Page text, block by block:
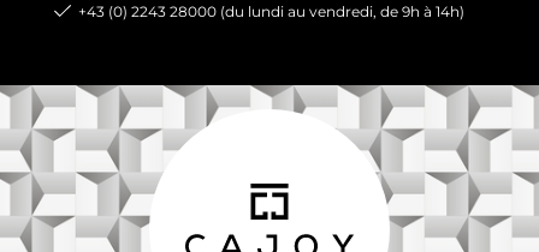
+43 (0) 2243 28000 (du lundi au vendredi, de 9h à 14h)